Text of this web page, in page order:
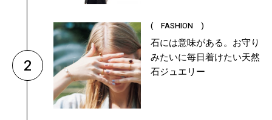
2
( FASHION )
石には意味がある。お守り
みたいに毎日着けたい天然
石ジュエリー